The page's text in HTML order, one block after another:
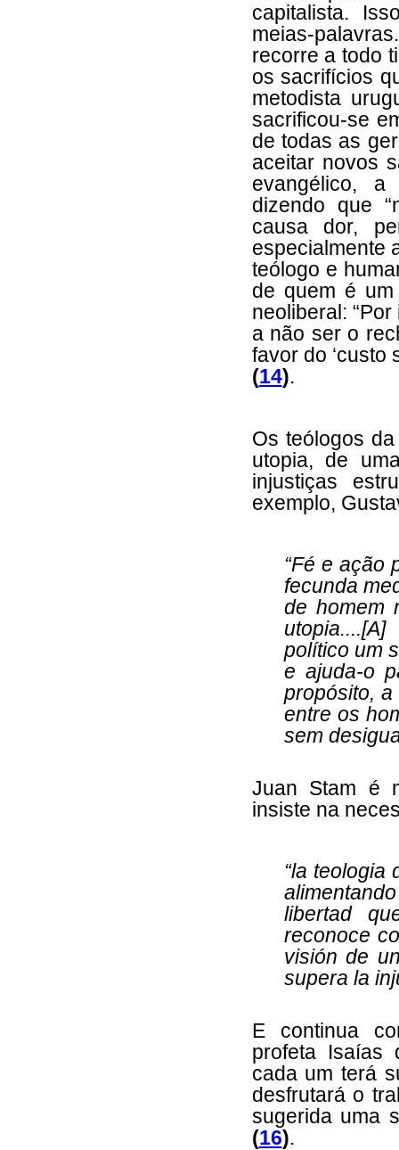
capitalista.
meias-
recorre a todo
os sacrifícios
metodista
sacrificou-se
de todas as
aceitar novos
evangélico, a
dizendo que
causa dor,
especialmente
teólogo e
de quem é
neoliberal:
a não ser o
favor do ‘custo
(14).
Os teólogos
utopia, de
injustiças
exemplo,
“Fé e ação
fecunda
de homem
político um
e ajuda-o
propósito,
entre os
sem
Juan Stam é
insiste na
“la teologia
libertad
reconoce
visión de
supera la
E continua
profeta Isaías
cada um terá
desfrutará o
sugerida uma
(16).